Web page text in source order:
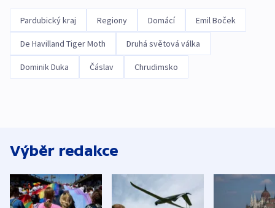
Pardubický kraj Regiony Domácí Emil Boček
De Havilland Tiger Moth Druhá světová válka
Dominik Duka Čáslav Chrudimsko
Výběr redakce